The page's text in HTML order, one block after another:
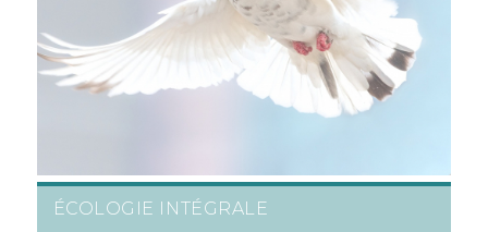
ÉCOLOGIE INTÉGRALE